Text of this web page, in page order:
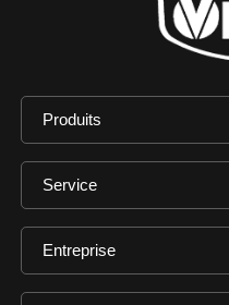
Produits
Service
Entreprise